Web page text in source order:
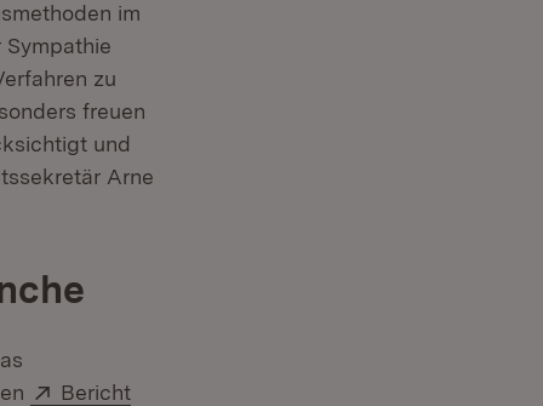
im
zu
freuen
und
Arne
Extern:
Bericht